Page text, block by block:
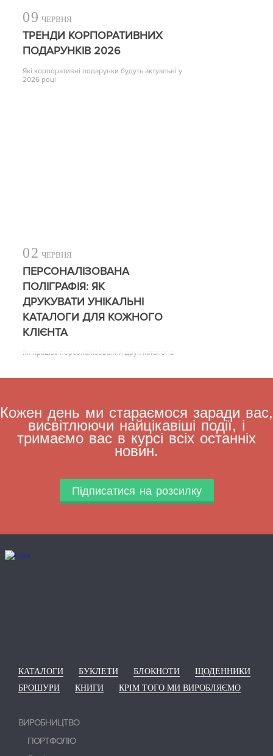
09 ЧЕРВНЯ
ТРЕНДИ КОРПОРАТИВНИХ
ПОДАРУНКІВ 2026
Які корпоративні подарунки будуть актуальні у
2026 році
02 ЧЕРВНЯ
ПЕРСОНАЛІЗОВАНА
ПОЛІГРАФІЯ: ЯК
ДРУКУВАТИ УНІКАЛЬНІ
КАТАЛОГИ ДЛЯ КОЖНОГО
КЛІЄНТА
Як працює персоналізований друк каталогів
Кожен день ми стараємося заради вас,
висвітлюючи найцікавіші події, і
тримаємо вас в курсі всіх останніх
новин.
Підписатися на розсилку
КАТАЛОГИ БУКЛЕТИ БЛОКНОТИ
ЩОДЕННИКИ
БРОШУРИ
КНИГИ КРІМ ТОГО МИ ВИРОБЛЯЄМО
ВИРОБНИЦТВО
ПОРТФОЛІО